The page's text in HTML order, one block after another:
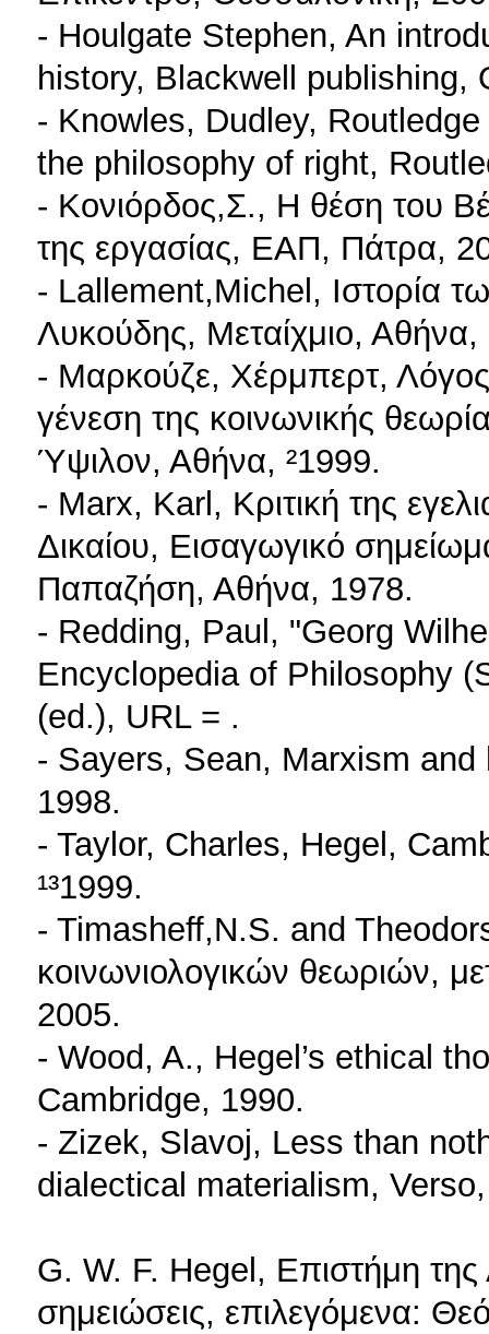
- Houlgate Stephen, An
history, Blackwell publishing,
- Knowles, Dudley,
the philosophy of right,
- Κονιόρδος,Σ., Η θέση του
της εργασίας, ΕΑΠ, Πάτρα,
- Lallement,Michel, Ιστορία
Λυκούδης, Μεταίχμιο,
- Μαρκούζε, Χέρμπερτ,
γένεση της κοινωνικής
Ύψιλον, Αθήνα, ²1999.
- Marx, Karl, Κριτική της
Δικαίου, Εισαγωγικό
Παπαζήση, Αθήνα, 1978.
- Redding, Paul, "Georg
Encyclopedia of Philosophy
(ed.), URL = .
- Sayers, Sean, Marxism
1998.
- Taylor, Charles, Hegel,
¹³1999.
- Timasheff,N.S. and
κοινωνιολογικών θεωριών,
2005.
- Wood, A., Hegel’s ethical
Cambridge, 1990.
- Zizek, Slavoj, Less than
dialectical materialism,
G. W. F. Hegel, Επιστήμη
σημειώσεις, επιλεγόμενα: